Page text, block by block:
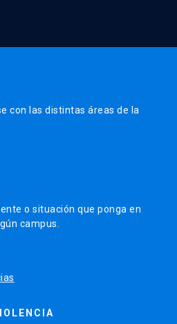
con las distintas áreas de la
o situación que ponga en
campus.